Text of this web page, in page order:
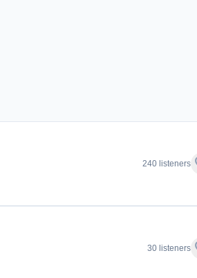
for Rede Serra Dourada
240 listeners
30 listeners